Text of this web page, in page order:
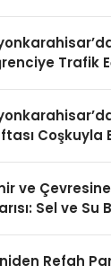
Trafik
Coşkuyla
ve
Sel ve Su
Refah